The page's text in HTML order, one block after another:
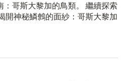
：哥斯大黎加的鳥類。 繼續探索
開神秘鱗鷯的面紗：哥斯大黎加